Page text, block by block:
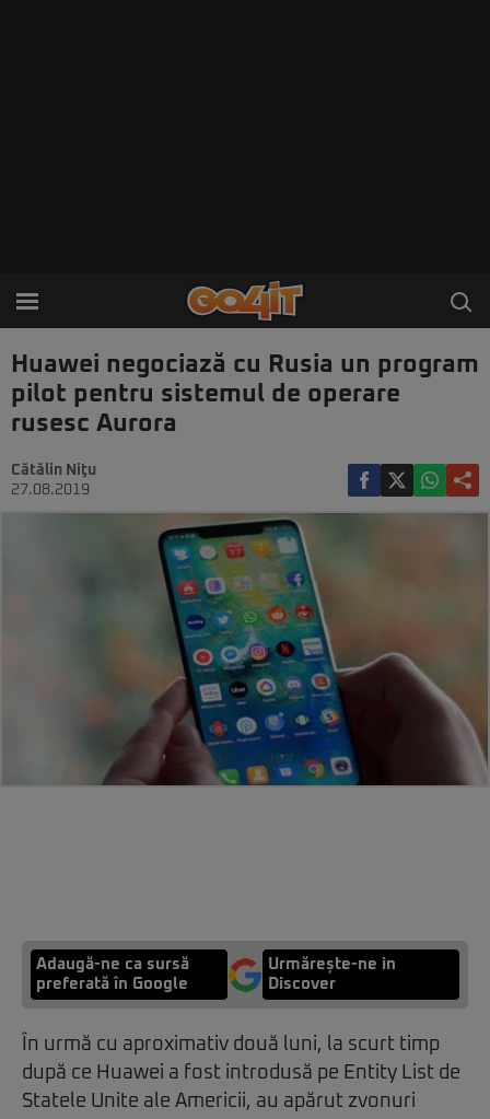
Huawei negociază cu Rusia un program
pilot pentru sistemul de operare
rusesc Aurora
Cătălin Niţu
27.08.2019
Adaugă-ne ca sursă
preferată în Google
Urmărește-ne in
Discover
În urmă cu aproximativ două luni, la scurt timp
după ce Huawei a fost introdusă pe Entity List de
Statele Unite ale Americii, au apărut zvonuri